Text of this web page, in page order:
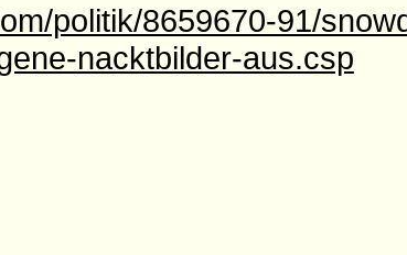
politik/8659670-91/
nacktbilder-aus.csp